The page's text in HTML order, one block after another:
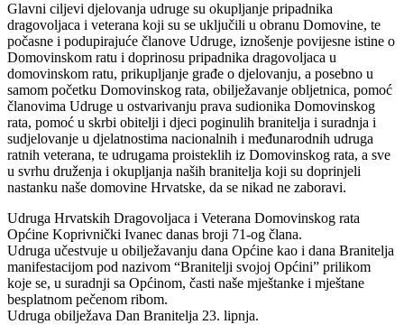
Glavni ciljevi djelovanja udruge su okupljanje pripadnika
dragovoljaca i veterana koji su se uključili u obranu Domovine, te
počasne i podupirajuće članove Udruge, iznošenje povijesne istine o
Domovinskom ratu i doprinosu pripadnika dragovoljaca u
domovinskom ratu, prikupljanje građe o djelovanju, a posebno u
samom početku Domovinskog rata, obilježavanje obljetnica, pomoć
članovima Udruge u ostvarivanju prava sudionika Domovinskog
rata, pomoć u skrbi obitelji i djeci poginulih branitelja i suradnja i
sudjelovanje u djelatnostima nacionalnih i međunarodnih udruga
ratnih veterana, te udrugama proisteklih iz Domovinskog rata, a sve
u svrhu druženja i okupljanja naših branitelja koji su doprinjeli
nastanku naše domovine Hrvatske, da se nikad ne zaboravi.
Udruga Hrvatskih Dragovoljaca i Veterana Domovinskog rata
Općine Koprivnički Ivanec danas broji 71-og člana.
Udruga učestvuje u obilježavanju dana Općine kao i dana Branitelja
manifestacijom pod nazivom “Branitelji svojoj Općini” prilikom
koje se, u suradnji sa Općinom, časti naše mještanke i mještane
besplatnom pečenom ribom.
Udruga obilježava Dan Branitelja 23. lipnja.